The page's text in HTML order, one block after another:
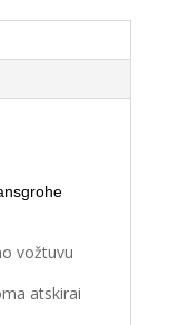
vožtuvu
atskirai